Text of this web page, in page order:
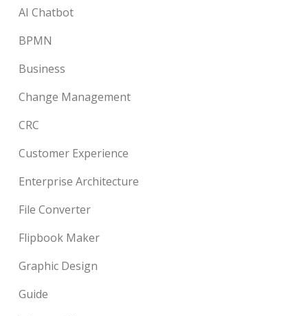
AI Chatbot
BPMN
Business
Change Management
CRC
Customer Experience
Enterprise Architecture
File Converter
Flipbook Maker
Graphic Design
Guide